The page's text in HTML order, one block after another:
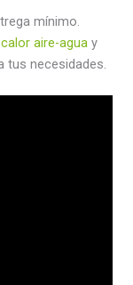
mínimo.
aire-agua y
tus necesidades.